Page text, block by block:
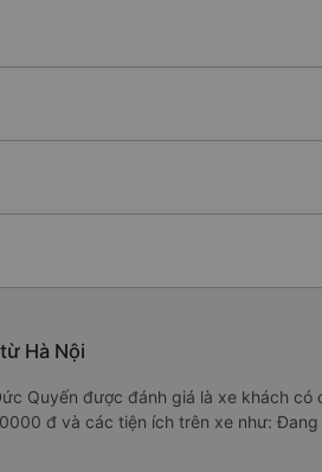
Hà Nội
Quyến được đánh giá là xe khách
đ và các tiện ích trên xe như: